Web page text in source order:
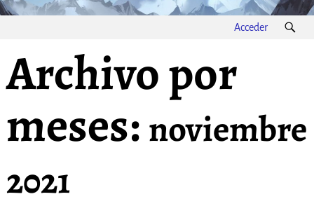
Acceder
Archivo por
meses: noviembre
2021